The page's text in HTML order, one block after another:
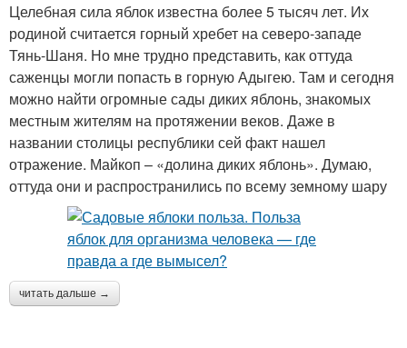
Целебная сила яблок известна более 5 тысяч лет. Их
родиной считается горный хребет на северо-западе
Тянь-Шаня. Но мне трудно представить, как оттуда
саженцы могли попасть в горную Адыгею. Там и сегодня
можно найти огромные сады диких яблонь, знакомых
местным жителям на протяжении веков. Даже в
названии столицы республики сей факт нашел
отражение. Майкоп – «долина диких яблонь». Думаю,
оттуда они и распространились по всему земному шару
читать дальше →